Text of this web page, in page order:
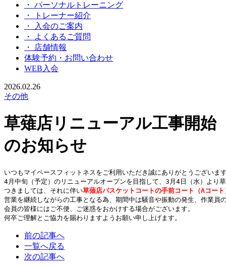
・ パーソナルトレーニング
・ トレーナー紹介
・ 入会のご案内
・ よくあるご質問
・ 店舗情報
体験予約・お問い合わせ
WEB入会
2026.02.26
その他
草薙店リニューアル工事開始
のお知らせ
いつもマイペースフィットネスをご利用いただき誠にありがとうございま
4月中旬（予定）のリニューアルオープンを目指して、3月4日（水）より
つきましては、それに伴い草薙店バスケットコートの手前コート（Aコー
営業を継続しながらの工事となる為、期間中は騒音や振動の発生、作業員
会員の皆様にはご不便、ご迷惑をおかけする場合がございます。
何卒ご理解とご協力を賜わりますようお願い申し上げます。
前の記事へ
一覧へ戻る
次の記事へ